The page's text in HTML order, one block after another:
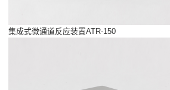
集成式微通道反应装置ATR-150